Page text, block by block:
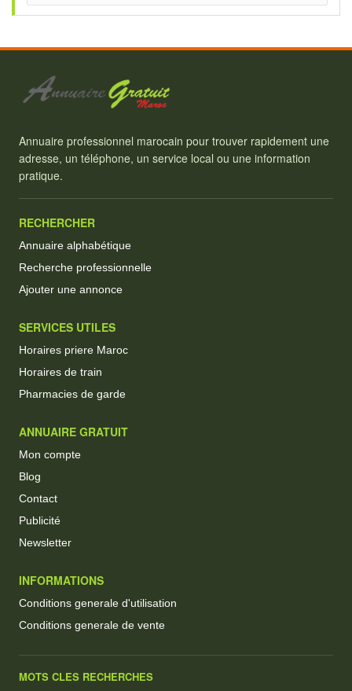
Annuaire professionnel marocain pour trouver rapidement une
adresse, un téléphone, un service local ou une information
pratique.
RECHERCHER
Annuaire alphabétique
Recherche professionnelle
Ajouter une annonce
SERVICES UTILES
Horaires priere Maroc
Horaires de train
Pharmacies de garde
ANNUAIRE GRATUIT
Mon compte
Blog
Contact
Publicité
Newsletter
INFORMATIONS
Conditions generale d'utilisation
Conditions generale de vente
MOTS CLES RECHERCHES